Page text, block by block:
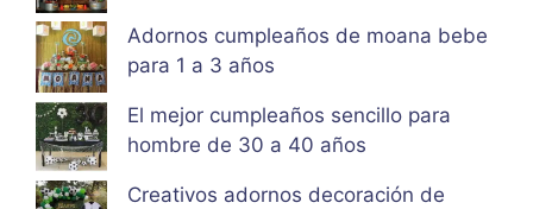
Adornos cumpleaños de moana bebe
para 1 a 3 años
El mejor cumpleaños sencillo para
hombre de 30 a 40 años
Creativos adornos decoración de